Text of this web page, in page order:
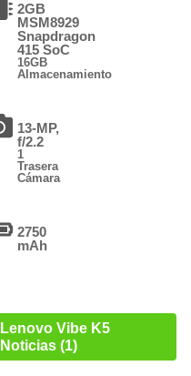
2GB
MSM8929
Snapdragon
415 SoC
16GB
Almacenamiento
13-MP,
f/2.2
1
Trasera
Cámara
2750
mAh
Lenovo Vibe K5
Noticias (1)